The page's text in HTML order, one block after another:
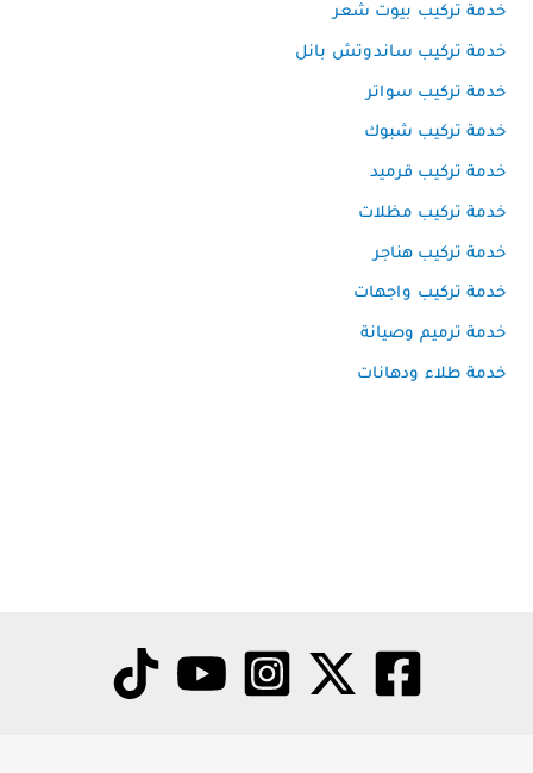
خدمة تركيب بيوت شعر
خدمة تركيب ساندوتش بانل
خدمة تركيب سواتر
خدمة تركيب شبوك
خدمة تركيب قرميد
خدمة تركيب مظلات
خدمة تركيب هناجر
خدمة تركيب واجهات
خدمة ترميم وصيانة
خدمة طلاء ودهانات